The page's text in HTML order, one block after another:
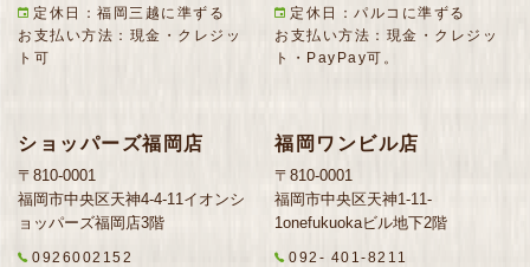
定休日：福岡三越に準ずる
お支払い方法：現金・クレジッ
ト可
定休日：パルコに準ずる
お支払い方法：現金・クレジッ
ト・PayPay可。
ショッパーズ福岡店
〒810-0001
福岡市中央区天神4-4-11イオンシ
ョッパーズ福岡店3階
0926002152
福岡ワンビル店
〒810-0001
福岡市中央区天神1-11-
1onefukuokaビル地下2階
092- 401-8211